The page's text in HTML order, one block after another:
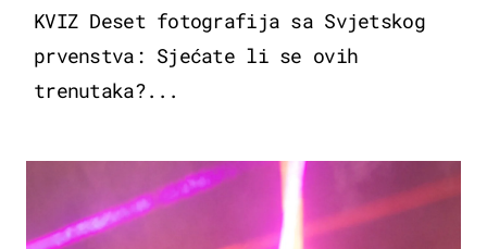
KVIZ Deset fotografija sa Svjetskog
prvenstva: Sjećate li se ovih
trenutaka?...
KULTURA & ZABAVA